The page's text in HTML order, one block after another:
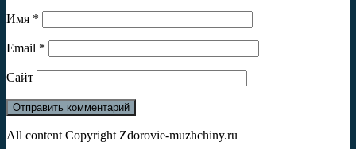
Имя *
Email *
Сайт
All content Copyright Zdorovie-muzhchiny.ru